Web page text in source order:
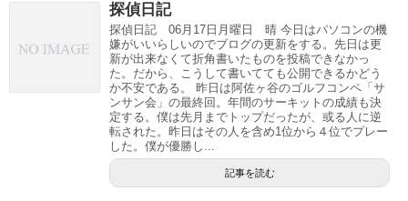
探偵日記
探偵日記 06月17日月曜日 晴 今日はパソコンの機
嫌がいいらしいのでブログの更新をする。先日は更
新が出来なくて折角書いたものを投稿できなかっ
た。だから、こうして書いてても公開できるかどう
か不安である。 昨日は阿佐ヶ谷のゴルフコンペ「サ
ンサン会」の最終回。年間のサーキットの成績も決
定する。僕は先月までトップだったが、或る人に逆
転された。昨日はその人を含め1位から４位でプレー
した。僕が優勝し...
記事を読む